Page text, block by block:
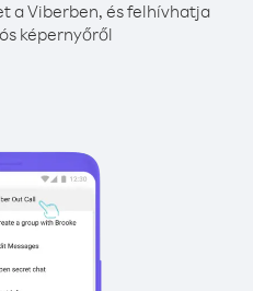
a Viberben, és felhívhatja
képernyőről